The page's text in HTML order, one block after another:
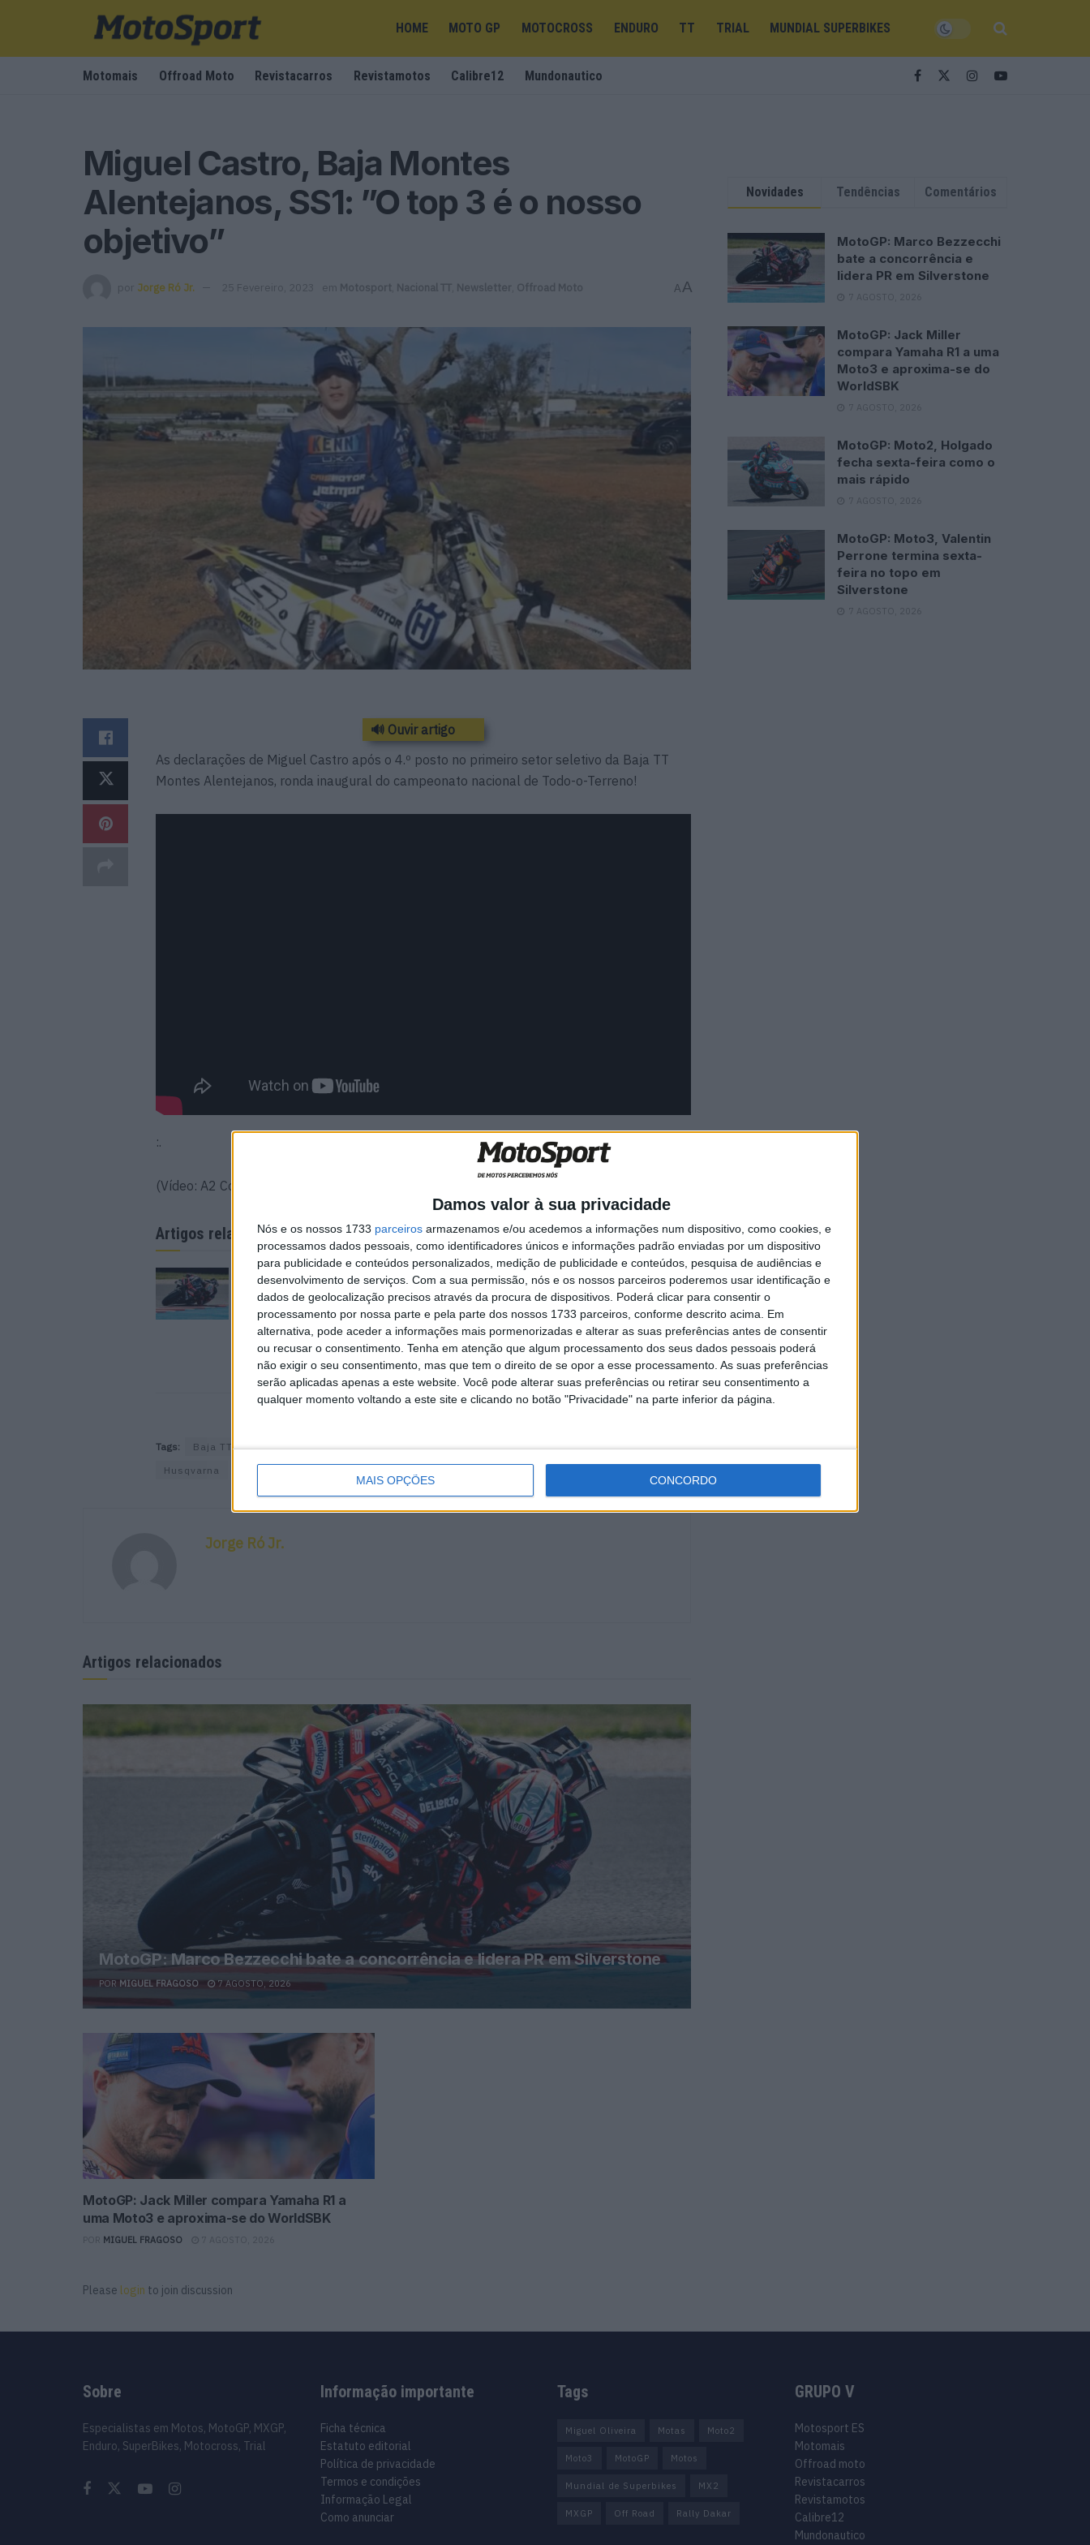
Damos valor à sua privacidade
Nós e os nossos 1733 parceiros armazenamos e/ou acedemos a informações num dispositivo, como cookies, e
processamos dados pessoais, como identificadores únicos e informações padrão enviadas por um dispositivo
para publicidade e conteúdos personalizados, medição de publicidade e conteúdos, pesquisa de audiências e
desenvolvimento de serviços. Com a sua permissão, nós e os nossos parceiros poderemos usar identificação e
dados de geolocalização precisos através da procura de dispositivos. Poderá clicar para consentir o
processamento por nossa parte e pela parte dos nossos 1733 parceiros, conforme descrito acima. Em
alternativa, pode aceder a informações mais pormenorizadas e alterar as suas preferências antes de consentir
ou recusar o consentimento. Tenha em atenção que algum processamento dos seus dados pessoais poderá
não exigir o seu consentimento, mas que tem o direito de se opor a esse processamento. As suas preferências
serão aplicadas apenas a este website. Você pode alterar suas preferências ou retirar seu consentimento a
qualquer momento voltando a este site e clicando no botão "Privacidade" na parte inferior da página.
MAIS OPÇÕES CONCORDO
HOME MOTO GP MOTOCROSS ENDURO TT TRIAL MUNDIAL SUPERBIKES
Motomais Offroad Moto Revistacarros Revistamotos Calibre12 Mundonautico
Miguel Castro, Baja Montes
Alentejanos, SS1: ”O top 3 é o nosso
objetivo”
por Jorge Ró Jr. 25 Fevereiro, 2023 em Motosport Nacional TT Newsletter Offroad Moto AA
🔊 Ouvir artigo
As declarações de Miguel Castro após o 4.º posto no primeiro setor seletivo da Baja TT
Montes Alentejanos, ronda inaugural do campeonato nacional de Todo-o-Terreno!
:.
(Vídeo: A2 Comunicação)
Artigos relacionados
MotoGP: Marco Bezzecchi
bate a concorrência e lidera
PR em Silverstone
7 AGOSTO, 2026
MotoGP: Jack Miller
compara Yamaha R1 a uma
Moto3 e aproxima-se do
WorldSBK
Tags: Baja TT Montes Alentejanos Beja Campeonato Nacional Todo-o-Terreno
CNTT 2023
Husqvarna
Jorge Ró Jr.
Artigos relacionados
MotoGP: Marco Bezzecchi bate a concorrência e lidera PR em Silverstone
POR MIGUEL FRAGOSO 7 AGOSTO, 2026
MotoGP: Jack Miller compara Yamaha R1 a
uma Moto3 e aproxima-se do WorldSBK
MIGUEL FRAGOSO 7 AGOSTO, 2026
Please login to join discussion
Novidades Tendências Comentários
MotoGP: Marco Bezzecchi
bate a concorrência e
lidera PR em Silverstone
7 AGOSTO, 2026
MotoGP: Jack Miller
compara Yamaha R1 a uma
Moto3 e aproxima-se do
WorldSBK
7 AGOSTO, 2026
MotoGP: Moto2, Holgado
fecha sexta-feira como o
mais rápido
7 AGOSTO, 2026
MotoGP: Moto3, Valentin
Perrone termina sexta-
feira no topo em
Silverstone
7 AGOSTO, 2026
Sobre
Especialistas em Motos, MotoGP, MXGP,
Enduro, SuperBikes, Motocross, Trial
Informação importante
Ficha técnica
Estatuto editorial
Política de privacidade
Termos e condições
Informação Legal
Como anunciar
Tags
Miguel Oliveira Motas Moto2
Moto3 MotoGP Motos
Mundial de Superbikes MX2
MXGP Off Road Rally Dakar
GRUPO V
Motosport ES
Motomais
Offroad moto
Revistacarros
Revistamotos
Calibre12
Mundonautico